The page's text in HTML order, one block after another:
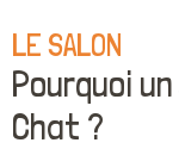
LE SALON
Pourquoi
Chat ?